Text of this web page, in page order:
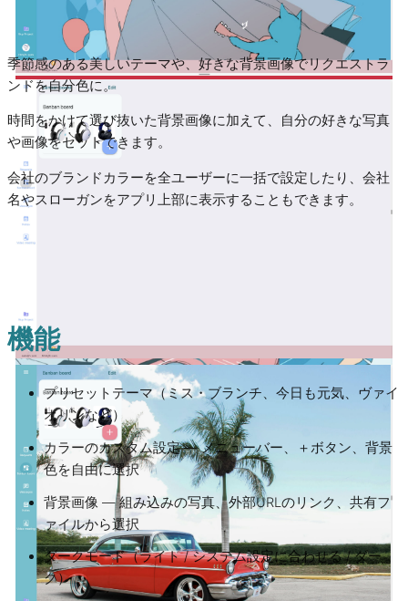
季節感のある美しいテーマや、好きな背景画像でリクエストラ
ンドを自分色に。
時間をかけて選び抜いた背景画像に加えて、自分の好きな写真
や画像をセットできます。
会社のブランドカラーを全ユーザーに一括で設定したり、会社
名やスローガンをアプリ上部に表示することもできます。
機能
プリセットテーマ（ミス・ブランチ、今日も元気、ヴァイ
オリンなど）
カラーのカスタム設定 — メニューバー、＋ボタン、背景
色を自由に選択
背景画像 — 組み込みの写真、外部URLのリンク、共有フ
ァイルから選択
ダークモード（ライト / システム設定に合わせる / ダー
ク）